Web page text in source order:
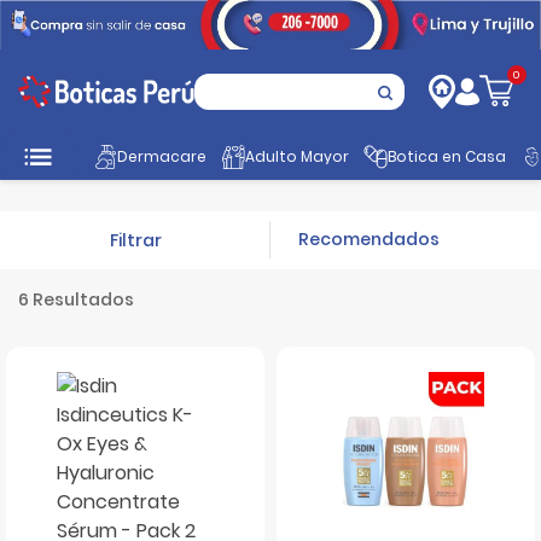
0
Dermacare Adulto Mayor Botica en Casa
Inicio Promociones Súper packs Packs Isdin
6 Resultados
Filtrar